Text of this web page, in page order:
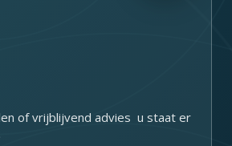
of vrijblijvend advies u staat er